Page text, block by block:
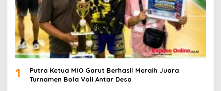
1
Putra Ketua MIO Garut Berhasil Meraih Juara
Turnamen Bola Voli Antar Desa